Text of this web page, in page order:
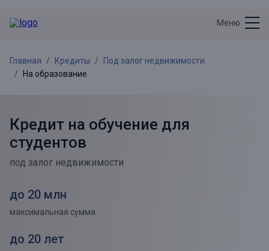
Меню
Главная Кредиты
Под залог недвижимости
На образование
Кредит на обучение для
студентов
под залог недвижимости
до 20 млн
максимальная сумма
до 20 лет